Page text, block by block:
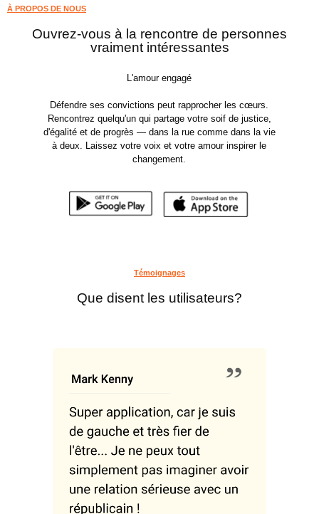
À PROPOS DE NOUS
Ouvrez-vous à la rencontre de personnes
vraiment intéressantes
L'amour engagé
Défendre ses convictions peut rapprocher les cœurs.
Rencontrez quelqu'un qui partage votre soif de justice,
d'égalité et de progrès — dans la rue comme dans la vie
à deux. Laissez votre voix et votre amour inspirer le
changement.
Témoignages
Que disent les utilisateurs?